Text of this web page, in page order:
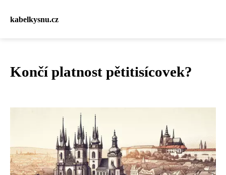
kabelkysnu.cz
Končí platnost pětitisícovek?